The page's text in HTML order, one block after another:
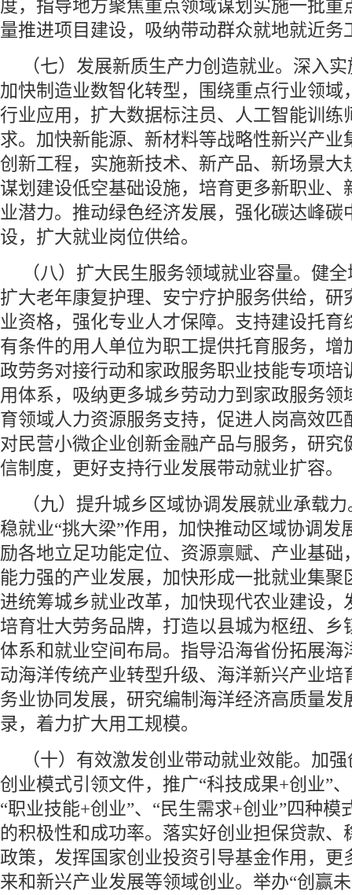
度，指导地方聚焦重点领域谋划实施一批重
量推进项目建设，吸纳带动群众就地就近务
（七）发展新质生产力创造就业。深入
加快制造业数智化转型，围绕重点行业领域
行业应用，扩大数据标注员、人工智能训练
求。加快新能源、新材料等战略性新兴产业
创新工程，实施新技术、新产品、新场景大
谋划建设低空基础设施，培育更多新职业、
业潜力。推动绿色经济发展，强化碳达峰碳
设，扩大就业岗位供给。
（八）扩大民生服务领域就业容量。健
扩大老年康复护理、安宁疗护服务供给，研
业资格，强化专业人才保障。支持建设托育
有条件的用人单位为职工提供托育服务，增
政劳务对接行动和家政服务职业技能专项培
用体系，吸纳更多城乡劳动力到家政服务领
育领域人力资源服务支持，促进人岗高效匹
对民营小微企业创新金融产品与服务，研究
信制度，更好支持行业发展带动就业扩容。
（九）提升城乡区域协调发展就业承载
稳就业“挑大梁”作用，加快推动区域协调发
励各地立足功能定位、资源禀赋、产业基础
能力强的产业发展，加快形成一批就业集聚
进统筹城乡就业改革，加快现代农业建设，
培育壮大劳务品牌，打造以县城为枢纽、乡
体系和就业空间布局。指导沿海省份拓展海
动海洋传统产业转型升级、海洋新兴产业培
务业协同发展，研究编制海洋经济高质量发
录，着力扩大用工规模。
（十）有效激发创业带动就业效能。加
创业模式引领文件，推广“科技成果+创业”
“职业技能+创业”、“民生需求+创业”四种模
的积极性和成功率。落实好创业担保贷款、
政策，发挥国家创业投资引导基金作用，更
来和新兴产业发展等领域创业。举办“创赢